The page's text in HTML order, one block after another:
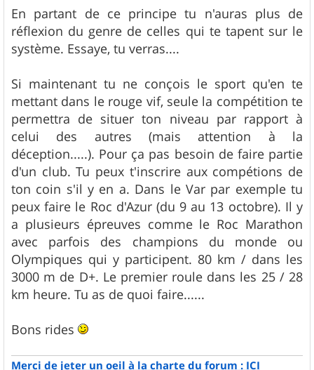
En partant de ce principe tu n'auras plus de
réflexion du genre de celles qui te tapent sur le
système. Essaye, tu verras....
Si maintenant tu ne conçois le sport qu'en te
mettant dans le rouge vif, seule la compétition te
permettra de situer ton niveau par rapport à
celui des autres (mais attention à la
déception.....). Pour ça pas besoin de faire partie
d'un club. Tu peux t'inscrire aux compétions de
ton coin s'il y en a. Dans le Var par exemple tu
peux faire le Roc d'Azur (du 9 au 13 octobre). Il y
a plusieurs épreuves comme le Roc Marathon
avec parfois des champions du monde ou
Olympiques qui y participent. 80 km / dans les
3000 m de D+. Le premier roule dans les 25 / 28
km heure. Tu as de quoi faire......
Bons rides
Merci de jeter un oeil à la charte du forum : ICI